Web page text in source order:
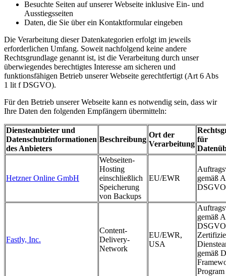
Besuchte Seiten auf unserer Webseite inklusive Ein- und
Ausstiegsseiten
Daten, die Sie über ein Kontaktformular eingeben
Die Verarbeitung dieser Datenkategorien erfolgt im jeweils
erforderlichen Umfang. Soweit nachfolgend keine andere
Rechtsgrundlage genannt ist, ist die Verarbeitung durch unser
überwiegendes berechtigtes Interesse am sicheren und
funktionsfähigen Betrieb unserer Webseite gerechtfertigt (Art 6 Abs
1 lit f DSGVO).
Für den Betrieb unserer Webseite kann es notwendig sein, dass wir
Ihre Daten den folgenden Empfängern übermitteln:
Diensteanbieter und
Datenschutzinformationen
des Anbieters
Beschreibung
Ort der
Verarbeitung
für
Hetzner Online GmbH
Webseiten-
Hosting
einschließlich
Speicherung
von Backups
EU/EWR
gemäß
DSGVO
Fastly, Inc.
Content-
Delivery-
Network
EU/EWR,
USA
gemäß
gemäß
Program